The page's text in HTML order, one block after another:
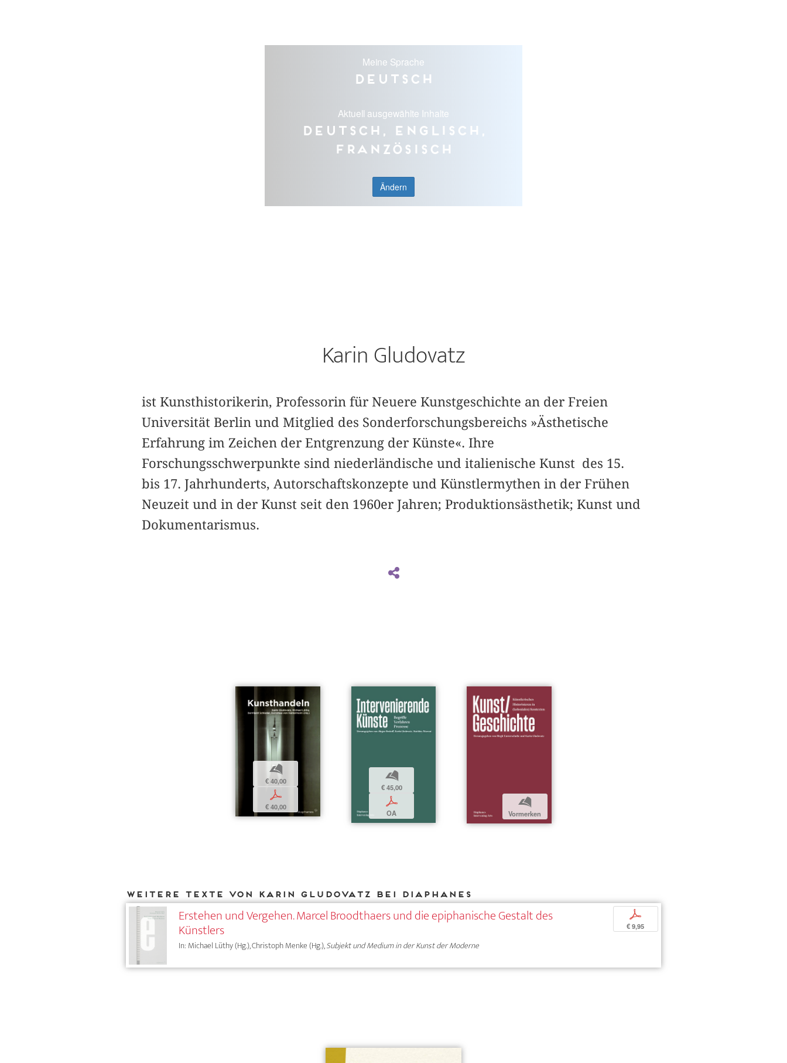
Meine Sprache
Deutsch
Aktuell ausgewählte Inhalte
Deutsch, Englisch,
Französisch
Ändern
Karin Gludovatz
ist Kunsthistorikerin, Professorin für Neuere Kunstgeschichte an der Freien
Universität Berlin und Mitglied des Sonderforschungsbereichs »Ästhetische
Erfahrung im Zeichen der Entgrenzung der Künste«. Ihre
Forschungsschwerpunkte sind niederländische und italienische Kunst des 15.
bis 17. Jahrhunderts, Autorschaftskonzepte und Künstlermythen in der Frühen
Neuzeit und in der Kunst seit den 1960er Jahren; Produktionsästhetik; Kunst und
Dokumentarismus.
b
€ 40,00
p
€ 40,00
b
€ 45,00
p
OA
b
Vormerken
Weitere Texte von Karin Gludovatz bei DIAPHANES
Erstehen und Vergehen. Marcel Broodthaers und die epiphanische Gestalt des
Künstlers
In: Michael Lüthy (Hg.), Christoph Menke (Hg.),Subjekt und Medium in der Kunst der Moderne
p
€ 9,95